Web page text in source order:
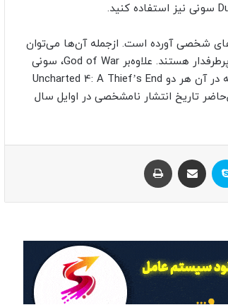
شخصی آورده است. ازجمله آن‌ها می‌توان
هستند. علاوه‌بر
God of War، سونی
قصد دارد Uncharted: Legacy of Thieves Collection را منتشر کند که در آن هر دو Uncharted 4: A Thief’s End
تاریخ انتشار نامشخصی در اوایل سال